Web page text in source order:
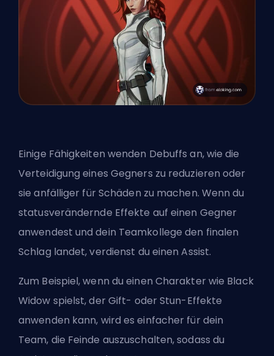
Einige Fähigkeiten wenden Debuffs an, wie die
Verteidigung eines Gegners zu reduzieren oder
sie anfälliger für Schäden zu machen. Wenn du
statusverändernde Effekte auf einen Gegner
anwendest und dein Teamkollege den finalen
Schlag landet, verdienst du einen Assist.
Zum Beispiel, wenn du einen Charakter wie Black
Widow spielst, der Gift- oder Stun-Effekte
anwenden kann, wird es einfacher für dein
Team, die Feinde auszuschalten, sodass du